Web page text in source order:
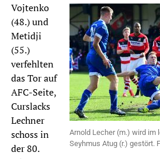
Arnold Lecher (m.) wird im
Seyhmus Atug (r.) gestört.
Vojtenko
(48.) und
Metidji
(55.)
verfehlten
das Tor auf
AFC-Seite,
Curslacks
Lechner
schoss in
der 80.